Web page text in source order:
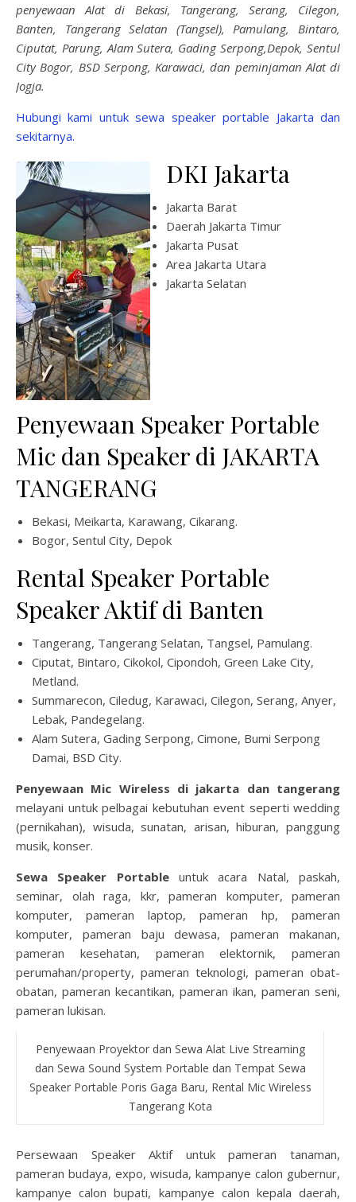
penyewaan Alat di Bekasi, Tangerang, Serang, Cilegon,
Banten, Tangerang Selatan (Tangsel), Pamulang, Bintaro,
Ciputat, Parung, Alam Sutera, Gading Serpong,Depok, Sentul
City Bogor, BSD Serpong, Karawaci, dan peminjaman Alat di
Jogja.
Hubungi kami untuk sewa speaker portable Jakarta dan
sekitarnya.
DKI Jakarta
Jakarta Barat
Daerah Jakarta Timur
Jakarta Pusat
Area Jakarta Utara
Jakarta Selatan
Penyewaan Speaker Portable
Mic dan Speaker di JAKARTA
TANGERANG
Bekasi, Meikarta, Karawang, Cikarang.
Bogor, Sentul City, Depok
Rental Speaker Portable
Speaker Aktif di Banten
Tangerang, Tangerang Selatan, Tangsel, Pamulang.
Ciputat, Bintaro, Cikokol, Cipondoh, Green Lake City,
Metland.
Summarecon, Ciledug, Karawaci, Cilegon, Serang, Anyer,
Lebak, Pandegelang.
Alam Sutera, Gading Serpong, Cimone, Bumi Serpong
Damai, BSD City.
Penyewaan Mic Wireless di jakarta dan tangerang
melayani untuk pelbagai kebutuhan event seperti wedding
(pernikahan), wisuda, sunatan, arisan, hiburan, panggung
musik, konser.
Sewa Speaker Portableuntuk acara Natal, paskah,
seminar, olah raga, kkr, pameran komputer, pameran
komputer, pameran laptop, pameran hp, pameran
komputer, pameran baju dewasa, pameran makanan,
pameran kesehatan, pameran elektornik, pameran
perumahan/property, pameran teknologi, pameran obat-
obatan, pameran kecantikan, pameran ikan, pameran seni,
pameran lukisan.
Penyewaan Proyektor dan Sewa Alat Live Streaming
dan Sewa Sound System Portable dan Tempat Sewa
Speaker Portable Poris Gaga Baru, Rental Mic Wireless
Tangerang Kota
Persewaan Speaker Aktif untuk pameran tanaman,
pameran budaya, expo, wisuda, kampanye calon gubernur,
kampanye calon bupati, kampanye calon kepala daerah,